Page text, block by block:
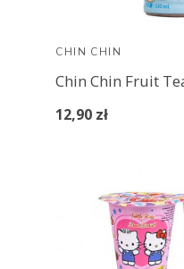
CHIN CHIN
12,90 zł